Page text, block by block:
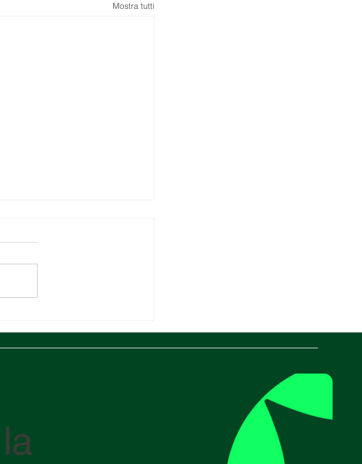
Mostra tutti